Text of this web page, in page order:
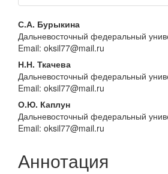
Основное
содержание
статьи
С.А. Бурыкина
Дальневосточный федеральный
Email: oksil77@mail.ru
Н.Н. Ткачева
Дальневосточный федеральный
Email: oksil77@mail.ru
О.Ю. Каплун
Дальневосточный федеральный
Email: oksil77@mail.ru
Аннотация